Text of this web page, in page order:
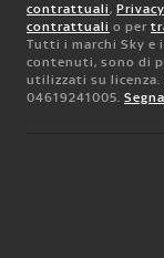
contrattuali,
contrattuali o per
Tutti i marchi Sky
contenuti, sono di
utilizzati su licenza.
04619241005.